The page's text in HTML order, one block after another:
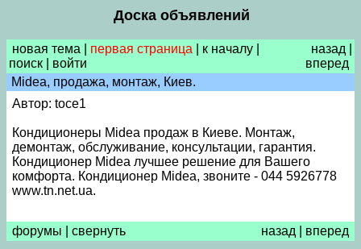
Доска объявлений
новая тема первая страница к началу
поиск
войти
назад
вперед
Midea, продажа, монтаж, Киев.
Автор: toce1
Кондиционеры Midea продаж в Киеве. Монтаж,
демонтаж, обслуживание, консультации, гарантия.
Кондиционер Midea лучшее решение для Вашего
комфорта. Кондиционер Midea, звоните - 044 5926778
www.tn.net.ua.
форумы свернуть назад вперед